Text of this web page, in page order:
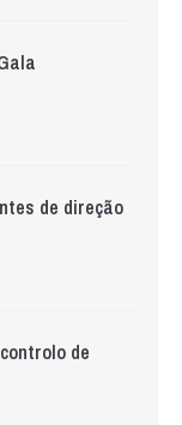
de direção
de